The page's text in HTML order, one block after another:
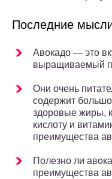
Последние
Авокадо — это
выращиваемый
Они очень
содержит
здоровые жиры,
кислоту и
преимущества
Полезно ли
преимущества